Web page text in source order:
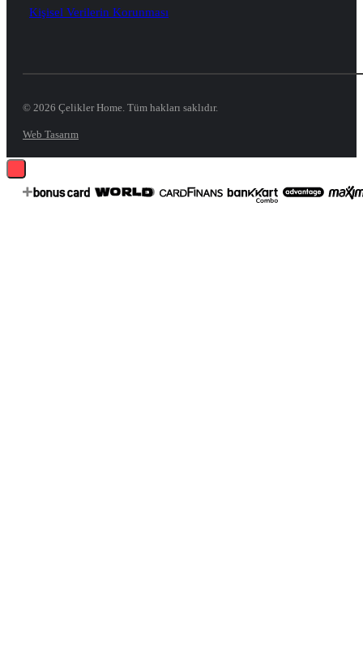
Kişisel Verilerin Korunması
© 2026 Çelikler Home. Tüm hakları saklıdır.
Web Tasarım